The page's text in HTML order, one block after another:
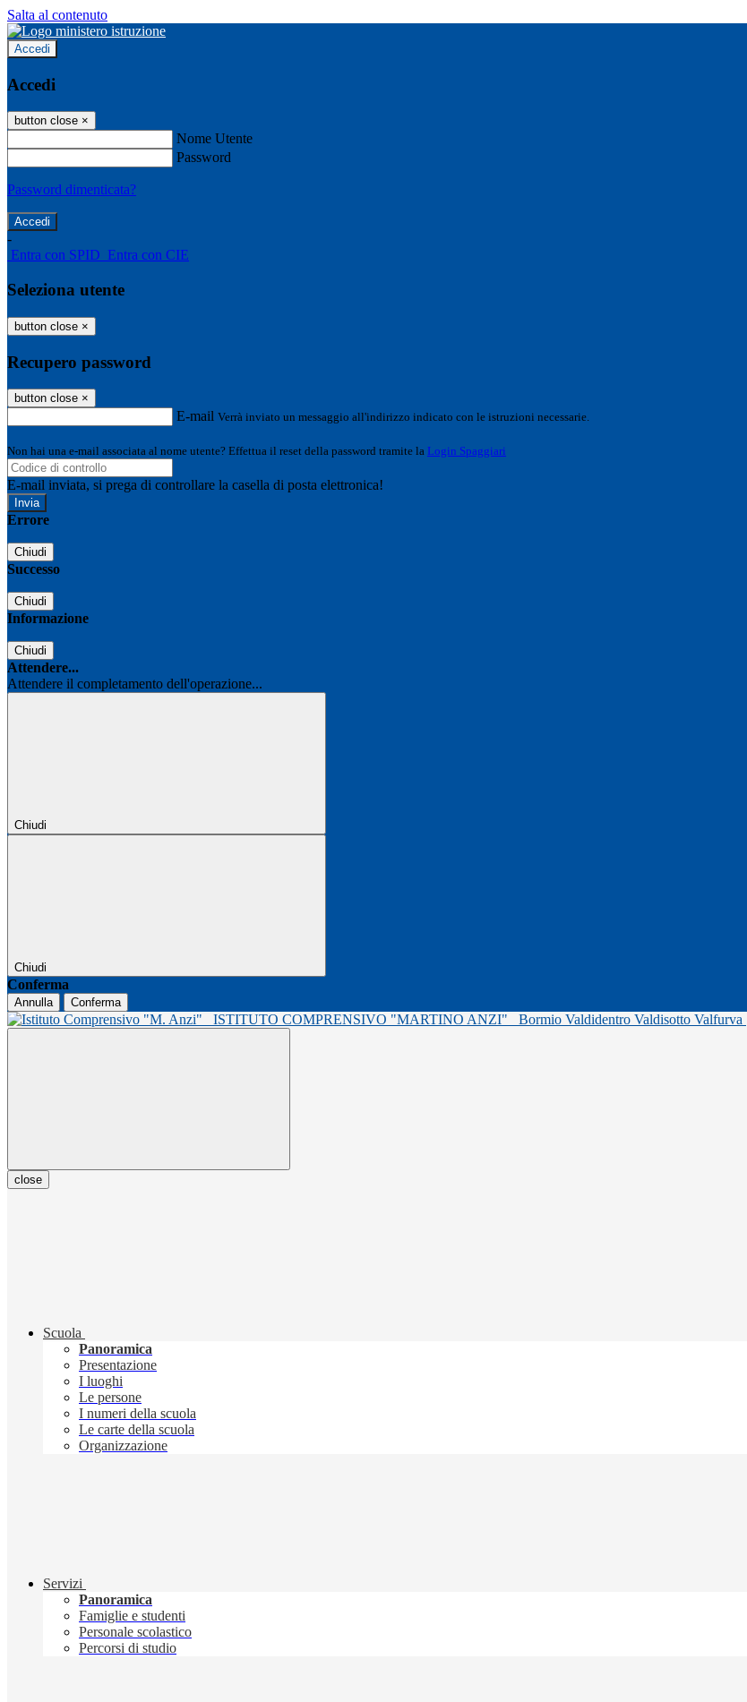
Salta al contenuto
Accedi
Accedi
button close ×
Nome Utente
Password
Password dimenticata?
-
Entra con SPID Entra con CIE
Seleziona utente
button close ×
Recupero password
button close ×
E-mail Verrà inviato un messaggio all'indirizzo indicato con le istruzioni necessarie.
Non hai una e-mail associata al nome utente? Effettua il reset della password tramite la Login Spaggiari
E-mail inviata, si prega di controllare la casella di posta elettronica!
Errore
Chiudi
Successo
Chiudi
Informazione
Chiudi
Attendere...
Attendere il completamento dell'operazione...
Chiudi
Chiudi
Conferma
Annulla Conferma
ISTITUTO COMPRENSIVO "MARTINO ANZI" Bormio Valdidentro Valdisotto Valfurva
close
Scuola
Panoramica
Presentazione
I luoghi
Le persone
I numeri della scuola
Le carte della scuola
Organizzazione
Servizi
Panoramica
Famiglie e studenti
Personale scolastico
Percorsi di studio